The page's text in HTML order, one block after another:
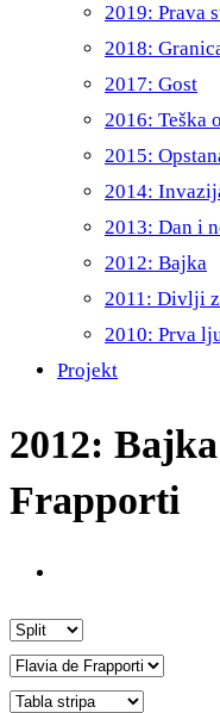
2019: Prava
2018:
2017: Gost
2016: Teška
2015:
2014:
2013: Dan i
2012: Bajka
2011: Divlji
2010: Prva
Projekt
2012:
Frapporti